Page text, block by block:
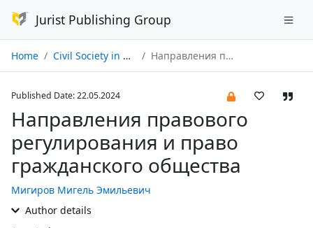
Jurist Publishing Group
Home Civil Society in Russia and Abroad № 02/2024 Направления правового регулирования и право гражданского общества
Published Date: 22.05.2024
Направления правового
регулирования и право
гражданского общества
Мигиров Мигель Эмильевич
Author details